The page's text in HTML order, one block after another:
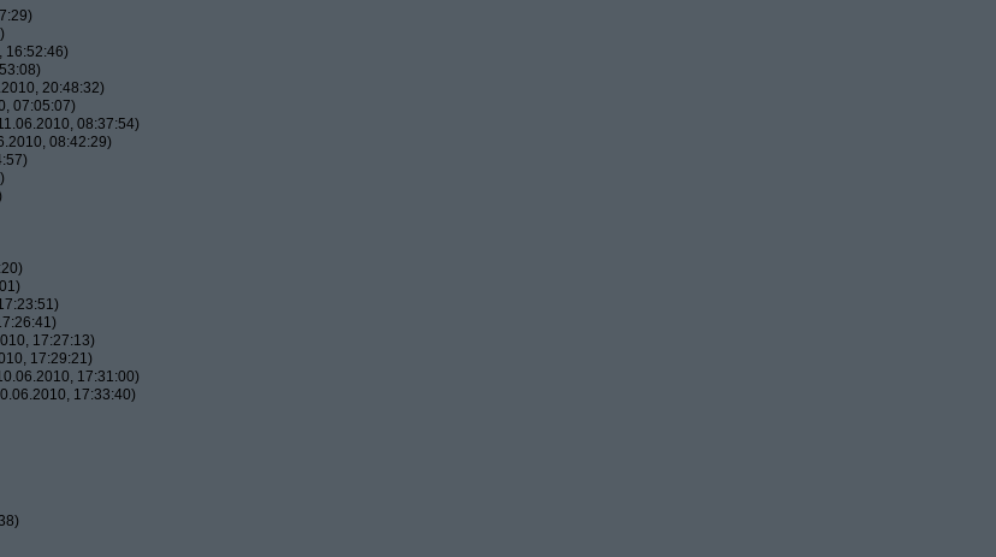
16:52:46)
20:48:32)
07:05:07)
08:37:54)
08:42:29)
17:27:13)
17:29:21)
17:31:00)
17:33:40)